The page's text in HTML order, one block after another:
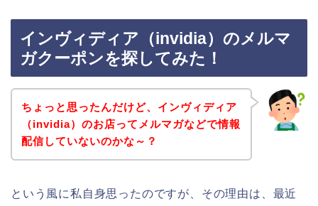
インヴィディア（invidia）のメルマ
ガクーポンを探してみた！
ちょっと思ったんだけど、インヴィディア
（invidia）のお店ってメルマガなどで情報
配信していないのかな～？
という風に私自身思ったのですが、その理由は、最近